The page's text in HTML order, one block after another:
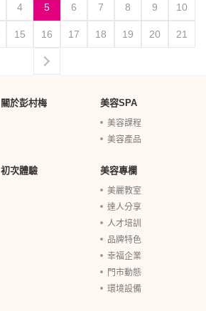
4 5 6 7 8 9 10
15 16 17 18 19 20 21
關於彭村梅 美容SPA
美容課程
美容產品
初次體驗 美容專欄
美麗教室
達人分享
人才培訓
品牌特色
幸福企業
門市動態
環境設備